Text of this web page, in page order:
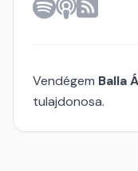
Vendégem Balla
tulajdonosa.